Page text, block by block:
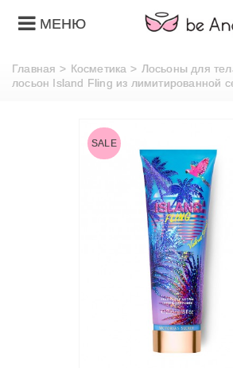
МЕНЮ
Главная > Косметика > Лосьоны для
лосьон Island Fling из лимитированной
SALE